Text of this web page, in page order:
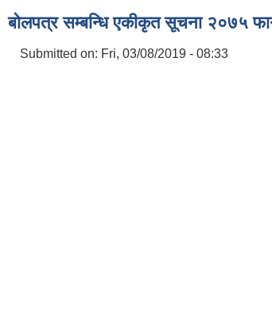
बोलपत्र सम्बन्धि एकीकृत सूचना २०७५
Submitted on: Fri, 03/08/2019 - 08:33